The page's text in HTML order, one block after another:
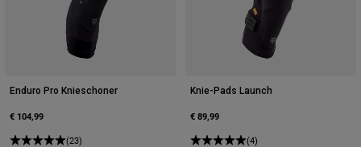
Enduro Pro Knieschoner
€ 104,99
(23)
Knie-Pads Launch
€ 89,99
(4)